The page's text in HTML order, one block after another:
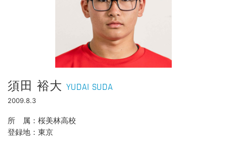
須田 裕大 YUDAI SUDA
2009.8.3
所属
桜美林高校
登録地
東京